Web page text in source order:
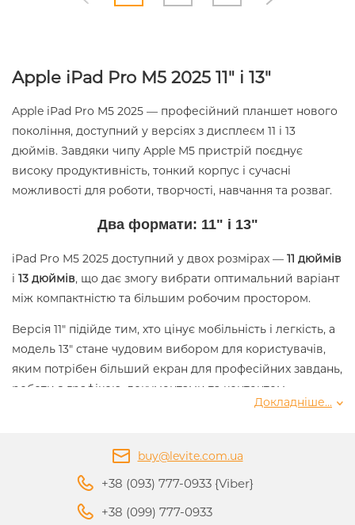
Apple iPad Pro M5 2025 11" і 13"
Apple iPad Pro M5 2025 — професійний планшет нового
покоління, доступний у версіях з дисплеєм 11 і 13
дюймів. Завдяки чипу Apple M5 пристрій поєднує
високу продуктивність, тонкий корпус і сучасні
можливості для роботи, творчості, навчання та розваг.
Два формати: 11" і 13"
iPad Pro M5 2025 доступний у двох розмірах — 11 дюймів
і 13 дюймів, що дає змогу вибрати оптимальний варіант
між компактністю та більшим робочим простором.
Версія 11" підійде тим, хто цінує мобільність і легкість, а
модель 13" стане чудовим вибором для користувачів,
яким потрібен більший екран для професійних завдань,
роботи з графікою, документами та контентом.
В основі iPad Pro використовується потужний чип
, створений для високої швидкості роботи,
Планшет чудово підходить для обробки фото й відео,
Докладніше...
buy@levite.com.ua
+38 (093) 777-0933 {Viber}
+38 (099) 777-0933